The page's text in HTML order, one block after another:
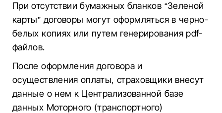
При отсутствии бумажных бланков “Зеленой
карты” договоры могут оформляться в черно-
белых копиях или путем генерирования pdf-
файлов.
После оформления договора и
осуществления оплаты, страховщики внесут
данные о нем к Централизованной базе
данных Моторного (транспортного)